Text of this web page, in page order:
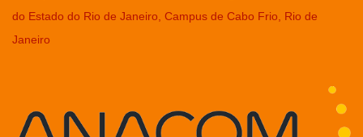
do Estado do Rio de Janeiro, Campus de Cabo Frio, Rio de
Janeiro